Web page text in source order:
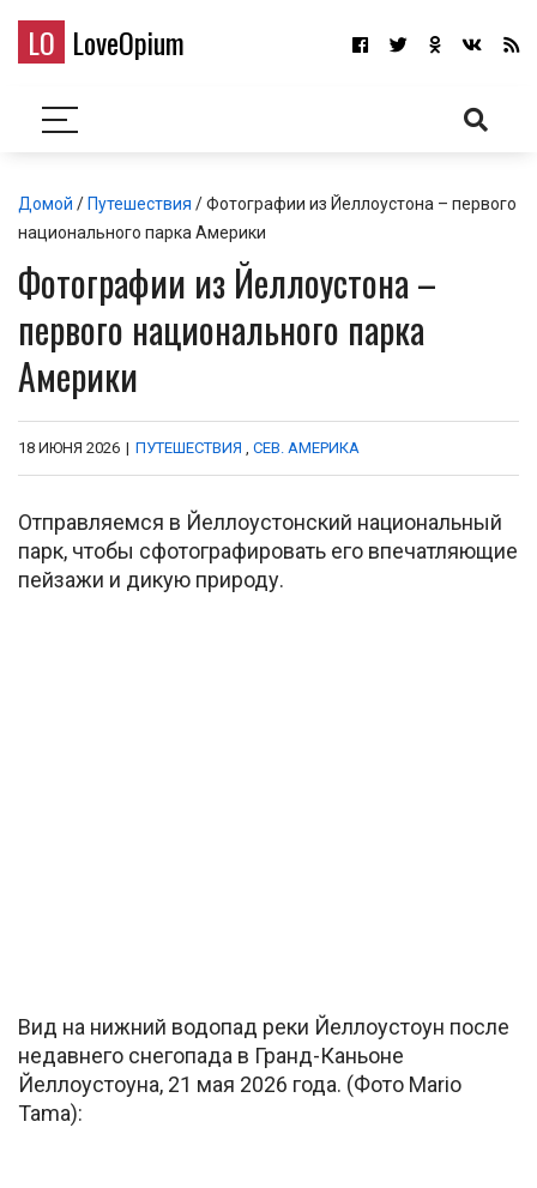
LO LoveOpium
Домой / Путешествия / Фотографии из Йеллоустона – первого
национального парка Америки
Фотографии из Йеллоустона –
первого национального парка
Америки
18 ИЮНЯ 2026 | ПУТЕШЕСТВИЯ , СЕВ. АМЕРИКА
Отправляемся в Йеллоустонский национальный
парк, чтобы сфотографировать его впечатляющие
пейзажи и дикую природу.
Вид на нижний водопад реки Йеллоустоун после
недавнего снегопада в Гранд-Каньоне
Йеллоустоуна, 21 мая 2026 года. (Фото Mario
Tama):